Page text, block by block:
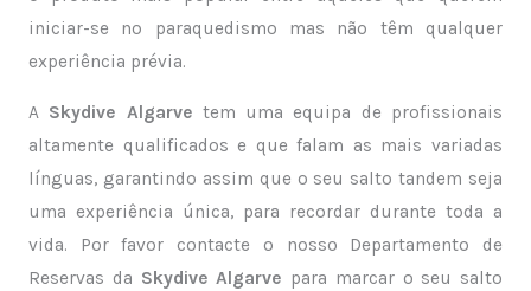
iniciar-se no paraquedismo mas não têm qualquer
experiência prévia.
A Skydive Algarve tem uma equipa de profissionais
altamente qualificados e que falam as mais variadas
línguas, garantindo assim que o seu salto tandem seja
uma experiência única, para recordar durante toda a
vida. Por favor contacte o nosso Departamento de
Reservas da Skydive Algarve para marcar o seu salto